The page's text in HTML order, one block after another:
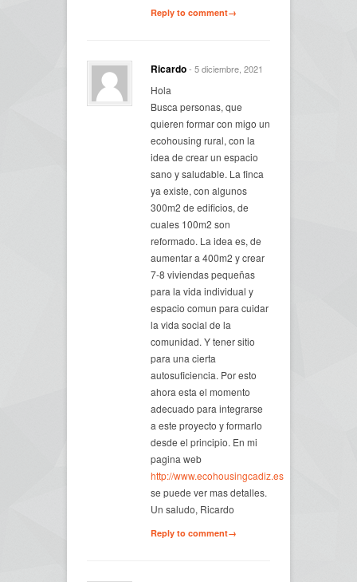
Reply to comment→
Ricardo- 5 diciembre, 2021
Hola
Busca personas, que
quieren formar con migo un
ecohousing rural, con la
idea de crear un espacio
sano y saludable. La finca
ya existe, con algunos
300m2 de edificios, de
cuales 100m2 son
reformado. La idea es, de
aumentar a 400m2 y crear
7-8 viviendas pequeñas
para la vida individual y
espacio comun para cuidar
la vida social de la
comunidad. Y tener sitio
para una cierta
autosuficiencia. Por esto
ahora esta el momento
adecuado para integrarse
a este proyecto y formarlo
desde el principio. En mi
pagina web
http://www.ecohousingcadiz.es
se puede ver mas detalles.
Un saludo, Ricardo
Reply to comment→